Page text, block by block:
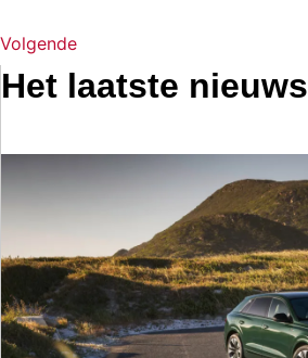
Volgende
Het laatste nieuws